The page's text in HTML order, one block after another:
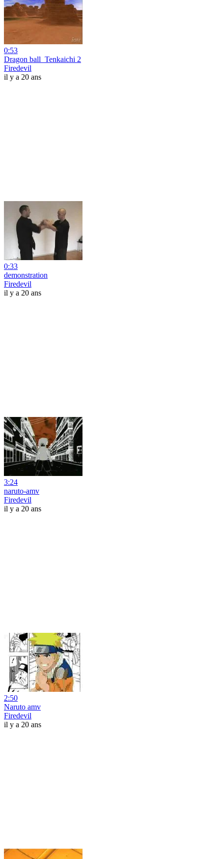
0:53
Dragon ball_Tenkaichi 2
Firedevil
il y a 20 ans
0:33
demonstration
Firedevil
il y a 20 ans
3:24
naruto-amv
Firedevil
il y a 20 ans
2:50
Naruto amv
Firedevil
il y a 20 ans